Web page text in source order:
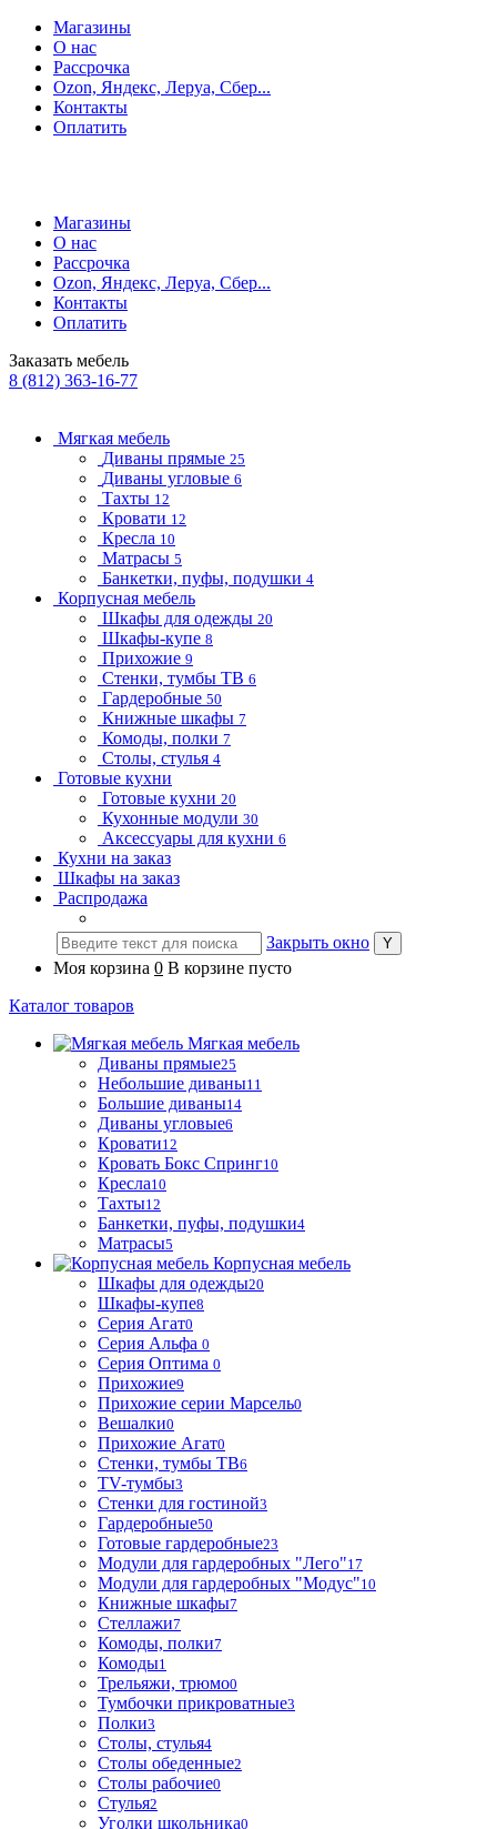
Магазины
О нас
Рассрочка
Ozon, Яндекс, Леруа, Сбер...
Контакты
Оплатить
Магазины
О нас
Рассрочка
Ozon, Яндекс, Леруа, Сбер...
Контакты
Оплатить
Заказать мебель
8 (812) 363-16-77
Мягкая мебель
Диваны прямые 25
Диваны угловые 6
Тахты 12
Кровати 12
Кресла 10
Матрасы 5
Банкетки, пуфы, подушки 4
Корпусная мебель
Шкафы для одежды 20
Шкафы-купе 8
Прихожие 9
Стенки, тумбы ТВ 6
Гардеробные 50
Книжные шкафы 7
Комоды, полки 7
Столы, стулья 4
Готовые кухни
Готовые кухни 20
Кухонные модули 30
Аксессуары для кухни 6
Кухни на заказ
Шкафы на заказ
Распродажа
Закрыть окно
Моя корзина 0 В корзине пусто
Каталог товаров
Мягкая мебель
Диваны прямые25
Небольшие диваны11
Большие диваны14
Диваны угловые6
Кровати12
Кровать Бокс Спринг10
Кресла10
Тахты12
Банкетки, пуфы, подушки4
Матрасы5
Корпусная мебель
Шкафы для одежды20
Шкафы-купе8
Серия Агат0
Серия Альфа 0
Серия Оптима 0
Прихожие9
Прихожие серии Марсель0
Вешалки0
Прихожие Агат0
Стенки, тумбы ТВ6
TV-тумбы3
Стенки для гостиной3
Гардеробные50
Готовые гардеробные23
Модули для гардеробных "Лего"17
Модули для гардеробных "Модус"10
Книжные шкафы7
Стеллажи7
Комоды, полки7
Комоды1
Трельяжи, трюмо0
Тумбочки прикроватные3
Полки3
Столы, стулья4
Столы обеденные2
Столы рабочие0
Стулья2
Уголки школьника0